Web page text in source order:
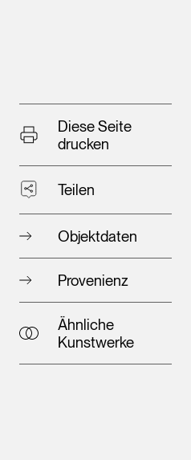
Diese Seite
drucken
Teilen
Objektdaten
Provenienz
Ähnliche
Kunstwerke